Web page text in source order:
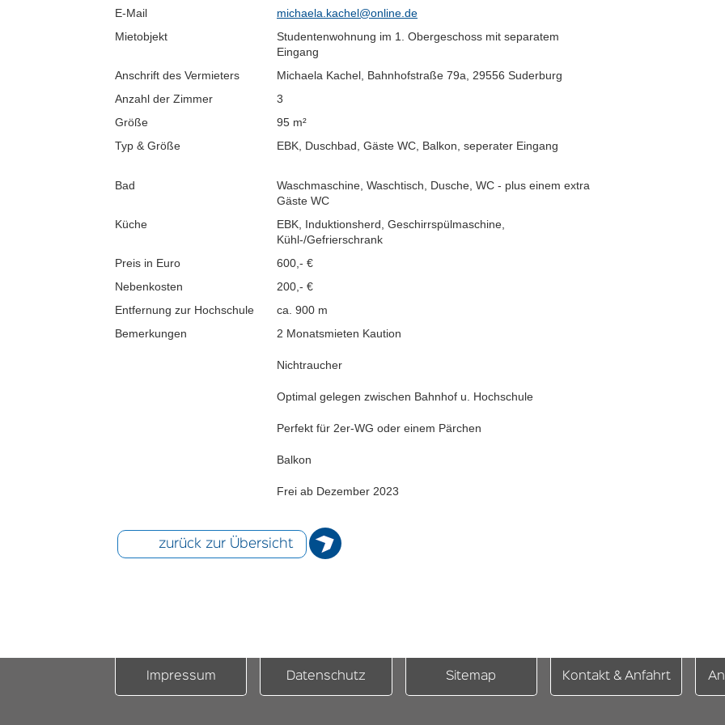
E-Mail
michaela.kachel@online.de
Mietobjekt
Studentenwohnung im 1. Obergeschoss mit separatem
Eingang
Anschrift des Vermieters
Michaela Kachel, Bahnhofstraße 79a, 29556 Suderburg
Anzahl der Zimmer
3
Größe
95 m²
Typ & Größe
EBK, Duschbad, Gäste WC, Balkon, seperater Eingang
Bad
Waschmaschine, Waschtisch, Dusche, WC - plus einem extra
Gäste WC
Küche
EBK, Induktionsherd, Geschirrspülmaschine,
Kühl-/Gefrierschrank
Preis in Euro
600,- €
Nebenkosten
200,- €
Entfernung zur Hochschule
ca. 900 m
Bemerkungen
2 Monatsmieten Kaution
Nichtraucher
Optimal gelegen zwischen Bahnhof u. Hochschule
Perfekt für 2er-WG oder einem Pärchen
Balkon
Frei ab Dezember 2023
zurück zur Übersicht
Impressum Datenschutz Sitemap Kontakt & Anfahrt